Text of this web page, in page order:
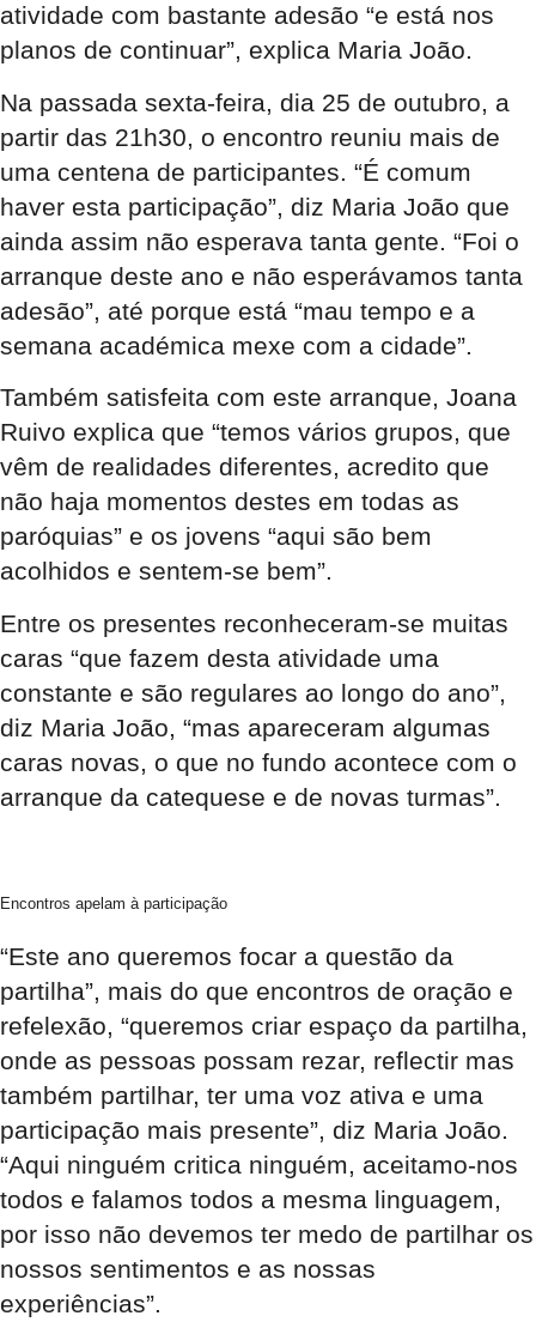
atividade com bastante adesão “e está nos
planos de continuar”, explica Maria João.
Na passada sexta-feira, dia 25 de outubro, a
partir das 21h30, o encontro reuniu mais de
uma centena de participantes. “É comum
haver esta participação”, diz Maria João que
ainda assim não esperava tanta gente. “Foi o
arranque deste ano e não esperávamos tanta
adesão”, até porque está “mau tempo e a
semana académica mexe com a cidade”.
Também satisfeita com este arranque, Joana
Ruivo explica que “temos vários grupos, que
vêm de realidades diferentes, acredito que
não haja momentos destes em todas as
paróquias” e os jovens “aqui são bem
acolhidos e sentem-se bem”.
Entre os presentes reconheceram-se muitas
caras “que fazem desta atividade uma
constante e são regulares ao longo do ano”,
diz Maria João, “mas apareceram algumas
caras novas, o que no fundo acontece com o
arranque da catequese e de novas turmas”.
Encontros apelam à participação
“Este ano queremos focar a questão da
partilha”, mais do que encontros de oração e
refelexão, “queremos criar espaço da partilha,
onde as pessoas possam rezar, reflectir mas
também partilhar, ter uma voz ativa e uma
participação mais presente”, diz Maria João.
“Aqui ninguém critica ninguém, aceitamo-nos
todos e falamos todos a mesma linguagem,
por isso não devemos ter medo de partilhar os
nossos sentimentos e as nossas
experiências”.